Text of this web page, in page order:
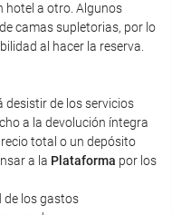
hotel a otro. Algunos
camas supletorias, por lo
al hacer la reserva.
desistir de los servicios
a la devolución íntegra
total o un depósito
a la Plataforma por los
de los gastos